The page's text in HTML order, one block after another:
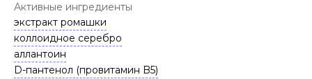
Активные ингредиенты
экстракт ромашки
коллоидное серебро
аллантоин
D-пантенол (провитамин B5)